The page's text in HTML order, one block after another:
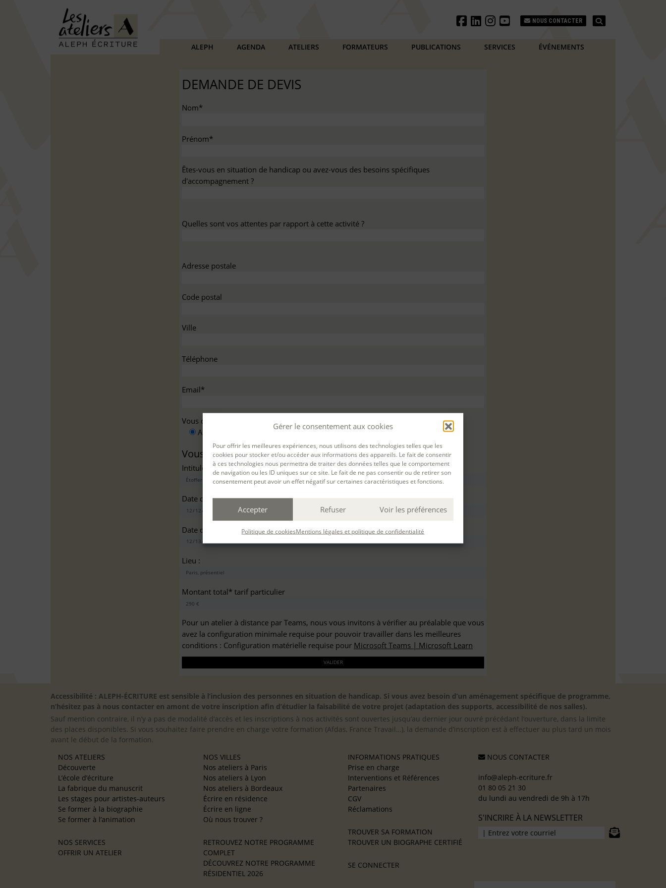
Gérer le consentement aux cookies
Pour offrir les meilleures expériences, nous utilisons des technologies telles que les
cookies pour stocker et/ou accéder aux informations des appareils. Le fait de consentir
à ces technologies nous permettra de traiter des données telles que le comportement
de navigation ou les ID uniques sur ce site. Le fait de ne pas consentir ou de retirer son
consentement peut avoir un effet négatif sur certaines caractéristiques et fonctions.
Accepter Refuser Voir les préférences
Politique de cookiesMentions légales et politique de confidentialité
NOUS CONTACTER
ALEPH AGENDA ATELIERS FORMATEURS PUBLICATIONS SERVICES ÉVÉNEMENTS
DEMANDE DE DEVIS
Nom*
Prénom*
Êtes-vous en situation de handicap ou avez-vous des besoins spécifiques
d'accompagnement ?
Quelles sont vos attentes par rapport à cette activité ?
Adresse postale
Code postal
Ville
Téléphone
Email*
Vous demandez ce devis :
A titre personnel
Pour bénéficier d’un financement
Vous souhaitez vous inscrire à :
Intitulé(s)*
Date de début*
Date de fin*
Lieu :
Montant total* tarif particulier
Pour un atelier à distance par Teams, nous vous invitons à vérifier au préalable que vous
avez la configuration minimale requise pour pouvoir travailler dans les meilleures
conditions : Configuration matérielle requise pour Microsoft Teams | Microsoft Learn
Accessibilité : ALEPH-ÉCRITURE est sensible à l’inclusion des personnes en situation de handicap. Si vous avez besoin d’un aménagement spécifique de programme,
n’hésitez pas à nous contacter en amont de votre inscription afin d’étudier la faisabilité de votre projet (adaptation des supports, accessibilité de nos salles).
Sauf mention contraire, il n’y a pas de modalité d’accès et les inscriptions à nos activités sont ouvertes jusqu’au dernier jour ouvré précédant l’ouverture, dans la limite
des places disponibles. Si vous souhaitez faire prendre en charge votre formation (Afdas, France Travail…), la demande d’inscription est à effectuer au plus tard un mois
avant le début de la formation.
NOS ATELIERS
Découverte
L’école d’écriture
La fabrique du manuscrit
Les stages pour artistes-auteurs
Se former à la biographie
Se former à l’animation
NOS SERVICES
OFFRIR UN ATELIER
NOS VILLES
Nos ateliers à Paris
Nos ateliers à Lyon
Nos ateliers à Bordeaux
Écrire en résidence
Écrire en ligne
Où nous trouver ?
RETROUVEZ NOTRE PROGRAMME
COMPLET
DÉCOUVREZ NOTRE PROGRAMME
RÉSIDENTIEL 2026
INFORMATIONS PRATIQUES
Prise en charge
Interventions et Références
Partenaires
CGV
Réclamations
TROUVER SA FORMATION
TROUVER UN BIOGRAPHE CERTIFIÉ
SE CONNECTER
NOUS CONTACTER
info@aleph-ecriture.fr
01 80 05 21 30
du lundi au vendredi de 9h à 17h
S'INCRIRE À LA NEWSLETTER